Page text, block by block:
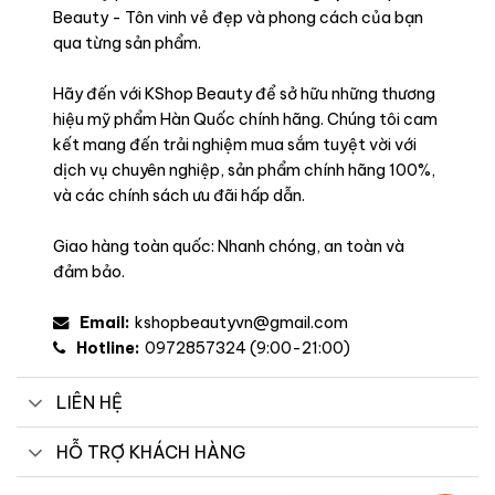
Beauty - Tôn vinh vẻ đẹp và phong cách của bạn
qua từng sản phẩm.
Hãy đến với KShop Beauty để sở hữu những thương
hiệu mỹ phẩm Hàn Quốc chính hãng. Chúng tôi cam
kết mang đến trải nghiệm mua sắm tuyệt vời với
dịch vụ chuyên nghiệp, sản phẩm chính hãng 100%,
và các chính sách ưu đãi hấp dẫn.
Giao hàng toàn quốc: Nhanh chóng, an toàn và
đảm bảo.
Email: kshopbeautyvn@gmail.com
Hotline: 0972857324 (9:00-21:00)
LIÊN HỆ
HỖ TRỢ KHÁCH HÀNG